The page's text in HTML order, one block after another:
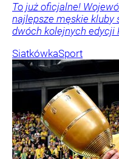
To już oficjalne!
najlepsze męskie kluby
dwóch kolejnych edycji
SiatkówkaSport